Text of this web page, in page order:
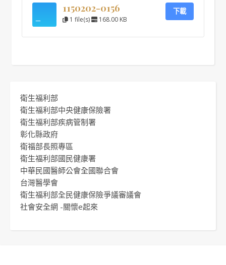
1150202-0156
1 file(s) 168.00 KB
下載
衛生福利部
衛生福利部中央健康保險署
衛生福利部疾病管制署
彰化縣政府
衛福部長照專區
衛生福利部國民健康署
中華民國醫師公會全國聯合會
台灣醫學會
衛生福利部全民健康保險爭議審議會
社會安全網 -關懷e起來